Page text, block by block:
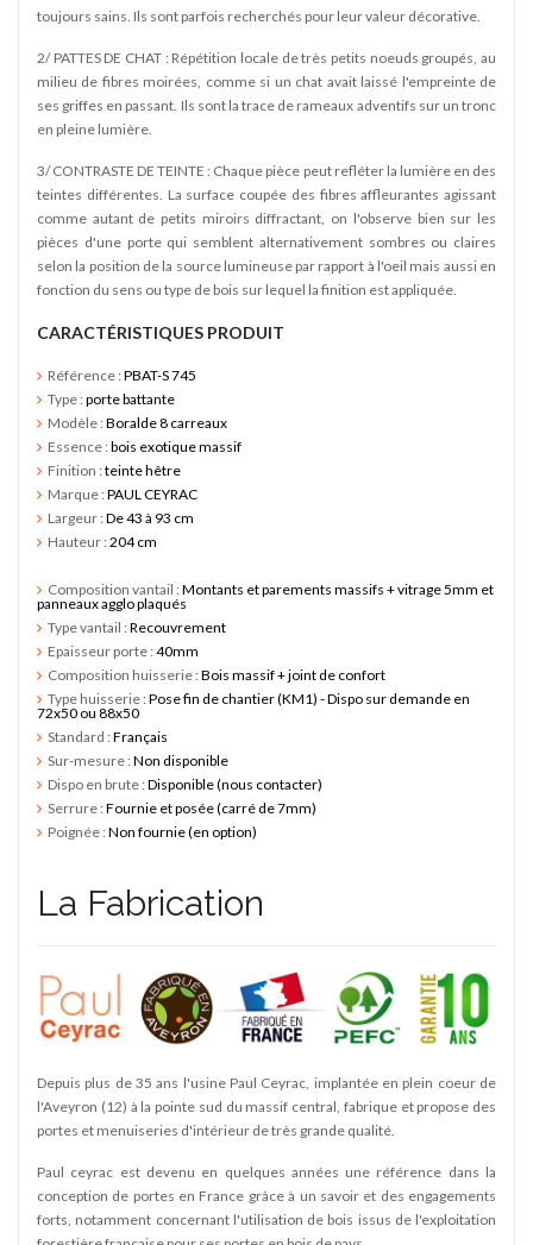
toujours sains. Ils sont parfois recherchés pour leur valeur décorative.
2/ PATTES DE CHAT : Répétition locale de très petits noeuds groupés, au
milieu de fibres moirées, comme si un chat avait laissé l'empreinte de
ses griffes en passant. Ils sont la trace de rameaux adventifs sur un tronc
en pleine lumière.
3/ CONTRASTE DE TEINTE : Chaque pièce peut refléter la lumière en des
teintes différentes. La surface coupée des fibres affleurantes agissant
comme autant de petits miroirs diffractant, on l'observe bien sur les
pièces d'une porte qui semblent alternativement sombres ou claires
selon la position de la source lumineuse par rapport à l'oeil mais aussi en
fonction du sens ou type de bois sur lequel la finition est appliquée.
CARACTÉRISTIQUES PRODUIT
Référence : PBAT-S 745
Type : porte battante
Modèle : Boralde 8 carreaux
Essence : bois exotique massif
Finition : teinte hêtre
Marque : PAUL CEYRAC
Largeur : De 43 à 93 cm
Hauteur : 204 cm
Composition vantail : Montants et parements massifs + vitrage 5mm et
panneaux agglo plaqués
Type vantail : Recouvrement
Epaisseur porte : 40mm
Composition huisserie : Bois massif + joint de confort
Type huisserie : Pose fin de chantier (KM1) - Dispo sur demande en
72x50 ou 88x50
Standard : Français
Sur-mesure : Non disponible
Dispo en brute : Disponible (nous contacter)
Serrure : Fournie et posée (carré de 7mm)
Poignée : Non fournie (en option)
La Fabrication
Depuis plus de 35 ans l'usine Paul Ceyrac, implantée en plein coeur de
l'Aveyron (12) à la pointe sud du massif central, fabrique et propose des
portes et menuiseries d'intérieur de très grande qualité.
Paul ceyrac est devenu en quelques années une référence dans la
conception de portes en France grâce à un savoir et des engagements
forts, notamment concernant l'utilisation de bois issus de l'exploitation
-